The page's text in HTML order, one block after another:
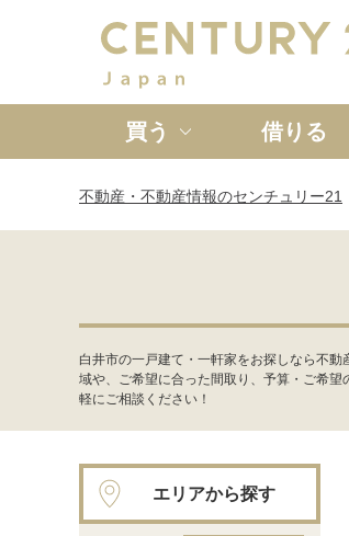
買う
新築一戸建て
借りる
不動産・不動産情報のセンチュリー21
白井市の一戸建て・一軒家をお探しなら不
域や、ご希望に合った間取り、予算・ご希
軽にご相談ください！
エリアから探す